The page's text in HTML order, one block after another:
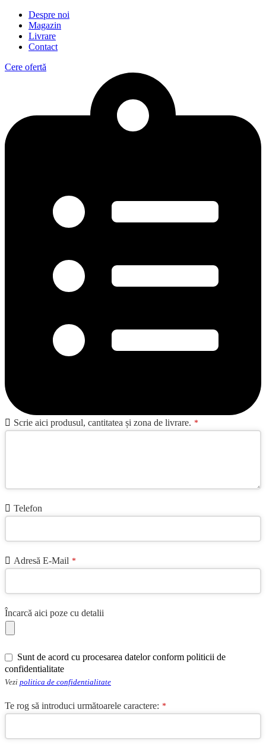
Despre noi
Magazin
Livrare
Contact
Cere ofertă
Scrie aici produsul, cantitatea și zona de livrare. *
Telefon
Adresă E-Mail *
Încarcă aici poze cu detalii
Sunt de acord cu procesarea datelor conform politicii de
confidentialitate
Vezi politica de confidentialitate
Te rog să introduci următoarele caractere: *